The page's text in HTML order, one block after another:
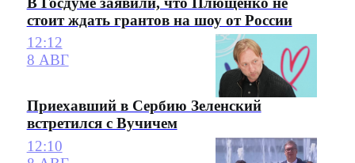
стоит ждать грантов на шоу от России
12:12
8 АВГ
Приехавший в Сербию Зеленский
встретился с Вучичем
12:10